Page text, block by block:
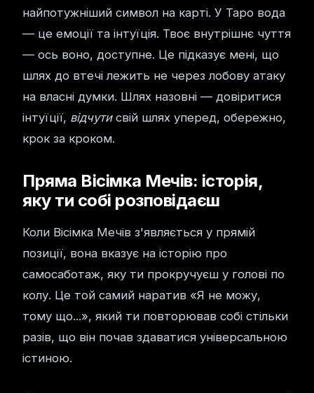
найпотужніший символ на карті. У Таро вода
— це емоції та інтуїція. Твоє внутрішнє чуття
— ось воно, доступне. Це підказує мені, що
шлях до втечі лежить не через лобову атаку
на власні думки. Шлях назовні — довіритися
інтуїції, відчутисвій шлях уперед, обережно,
крок за кроком.
Пряма Вісімка Мечів: історія,
яку ти собі розповідаєш
Коли Вісімка Мечів з'являється у прямій
позиції, вона вказує на історію про
самосаботаж, яку ти прокручуєш у голові по
колу. Це той самий наратив «Я не можу,
тому що...», який ти повторював собі стільки
разів, що він почав здаватися універсальною
істиною.